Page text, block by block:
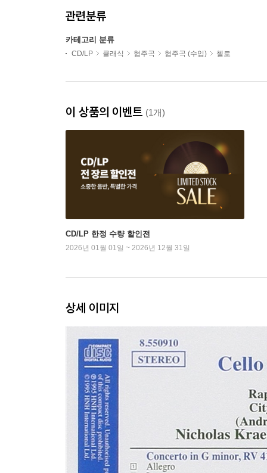
관련분류
카테고리 분류
CD/LP 클래식 협주곡 협주곡 (수입) 첼로
이 상품의 이벤트 (1개)
CD/LP 한정 수량 할인전
2026년 01월 01일 ~ 2026년 12월 31일
상세 이미지